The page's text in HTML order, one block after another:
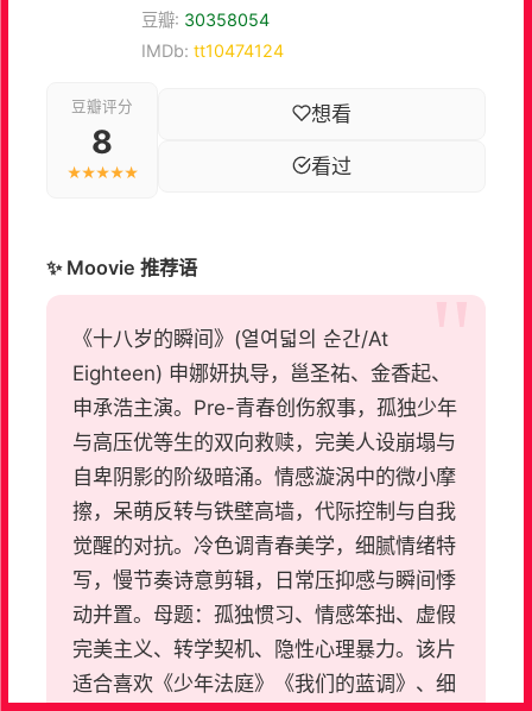
豆瓣: 30358054
IMDb: tt10474124
豆瓣评分
8
★★★★★
想看
看过
✨ Moovie 推荐语
《十八岁的瞬间》(열여덟의 순간/At
Eighteen) 申娜妍执导，邕圣祐、金香起、
申承浩主演。Pre-青春创伤叙事，孤独少年
与高压优等生的双向救赎，完美人设崩塌与
自卑阴影的阶级暗涌。情感漩涡中的微小摩
擦，呆萌反转与铁壁高墙，代际控制与自我
觉醒的对抗。冷色调青春美学，细腻情绪特
写，慢节奏诗意剪辑，日常压抑感与瞬间悸
动并置。母题：孤独惯习、情感笨拙、虚假
完美主义、转学契机、隐性心理暴力。该片
适合喜欢《少年法庭》《我们的蓝调》、细